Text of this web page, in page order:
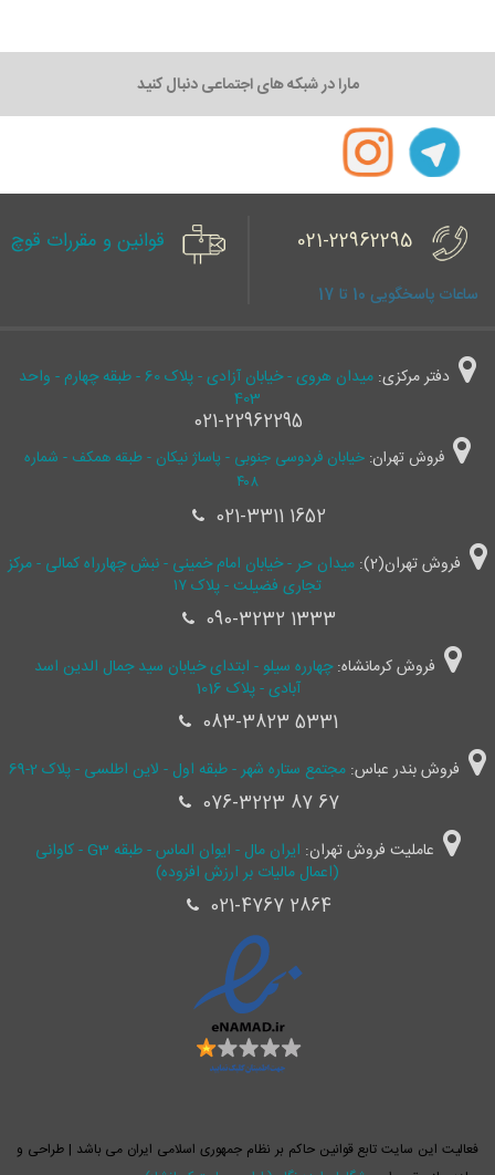
مارا در شبکه های اجتماعی دنبال کنید
021-22962295
ساعات پاسخگویی 10 تا 17
قوانین و مقررات قوچ
دفتر مرکزی:
میدان هروی - خیابان آزادی - پلاک 60 - طبقه چهارم - واحد
403
021-22962295
فروش تهران: خیابان فردوسی جنوبی - پاساژ نیکان - طبقه همکف - شماره
۴۰۸
021-3311 1652
فروش تهران(2):
میدان حر - خیابان امام خمینی - نبش چهارراه کمالی - مرکز
تجاری فضیلت - پلاک ۱۷
090-3232 1333
فروش کرمانشاه:چهارره سیلو - ابتدای خیابان سید جمال ‌الدین اسد
آبادی - پلاک 1016
083-3823 5331
فروش بندر عباس: مجتمع ستاره شهر - طبقه اول - لاین اطلسی - پلاک 2-69
076-3223 87 67
عاملیت فروش تهران:
ایران مال - ایوان الماس - طبقه G3 - کاوانی
(اعمال مالیات بر ارزش افزوده)
021-4767 2864
فعالیت این سایت تابع قوانین حاکم بر نظام جمهوری اسلامی ایران می باشد | طراحی و